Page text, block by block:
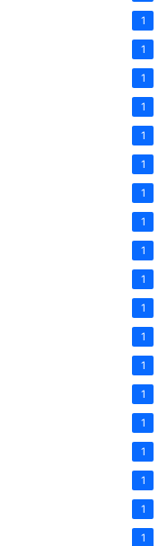
1
1
1
1
1
1
1
1
1
1
1
1
1
1
1
1
1
1
1